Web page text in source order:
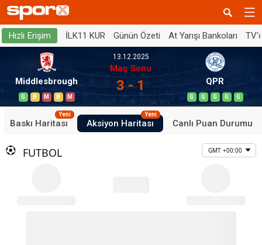
Hızlı Erişim İLK11 KUR Günün Özeti At Yarışı Bankoları
Middlesbrough
G B M B M
13.12.2025
Maç Sonu
3 - 1 QPR
G G G G G
Baskı Haritası
Yeni
Aksiyon Haritası
Yeni
Canlı Puan Durumu
FUTBOL GMT +00:00